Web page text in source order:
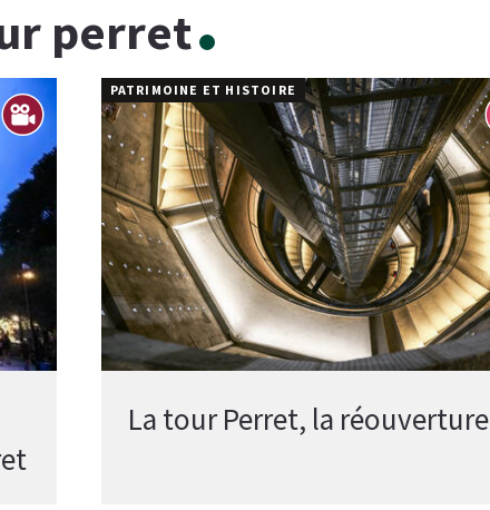
perret
La tour Perret, la réouverture
PATRIMOINE ET HISTOIRE